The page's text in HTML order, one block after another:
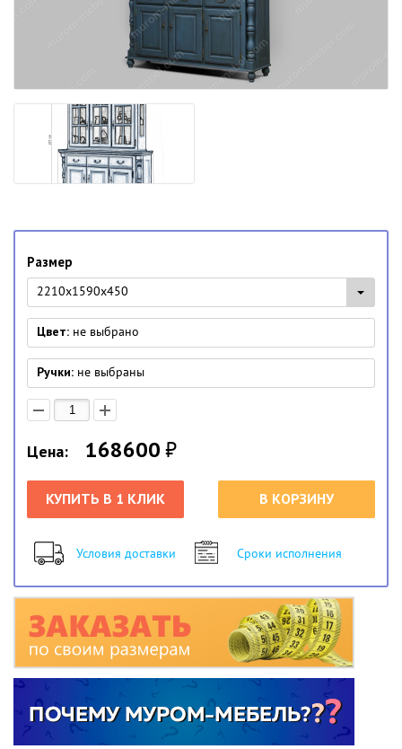
Размер
2210x1590x450
Цвет: не выбрано
Ручки: не выбраны
Цена: 168600₽
КУПИТЬ В 1 КЛИК В КОРЗИНУ
Условия доставки Сроки исполнения